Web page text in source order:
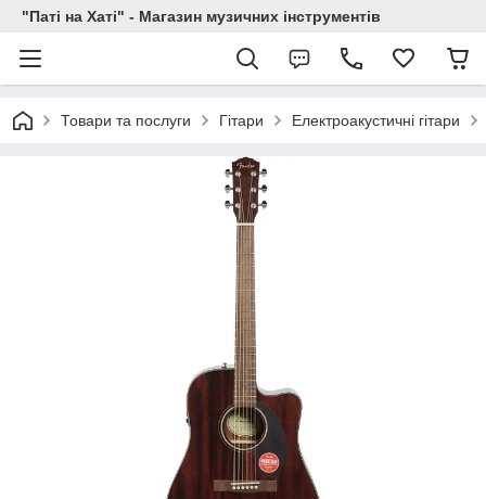
"Паті на Хаті" - Магазин музичних інструментів
Товари та послуги Гітари Електроакустичні гітари